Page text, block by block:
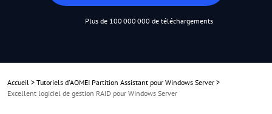
Plus de 100 000 000 de téléchargements
Accueil > Tutoriels d'AOMEI Partition Assistant pour Windows Server >
Excellent logiciel de gestion RAID pour Windows Server